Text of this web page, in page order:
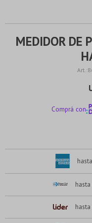
MEDIDOR DE
Comprá con
hasta
hasta